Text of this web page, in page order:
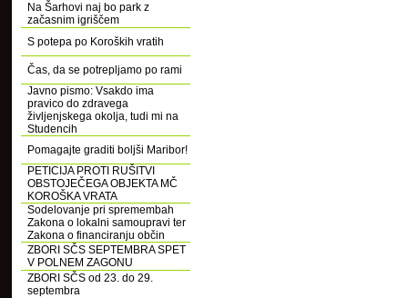
Na Šarhovi naj bo park z
začasnim igriščem
S potepa po Koroških vratih
Čas, da se potrepljamo po rami
Javno pismo: Vsakdo ima
pravico do zdravega
življenjskega okolja, tudi mi na
Studencih
Pomagajte graditi boljši Maribor!
PETICIJA PROTI RUŠITVI
OBSTOJEČEGA OBJEKTA MČ
KOROŠKA VRATA
Sodelovanje pri spremembah
Zakona o lokalni samoupravi ter
Zakona o financiranju občin
ZBORI SČS SEPTEMBRA SPET
V POLNEM ZAGONU
ZBORI SČS od 23. do 29.
septembra